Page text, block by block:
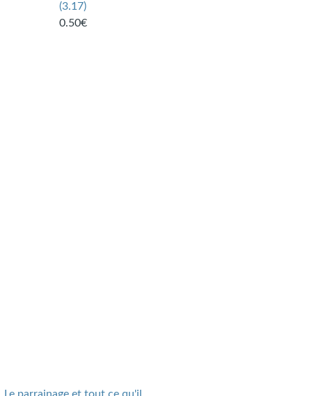
(3.17)
0.50€